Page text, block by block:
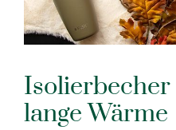
lange Wärme